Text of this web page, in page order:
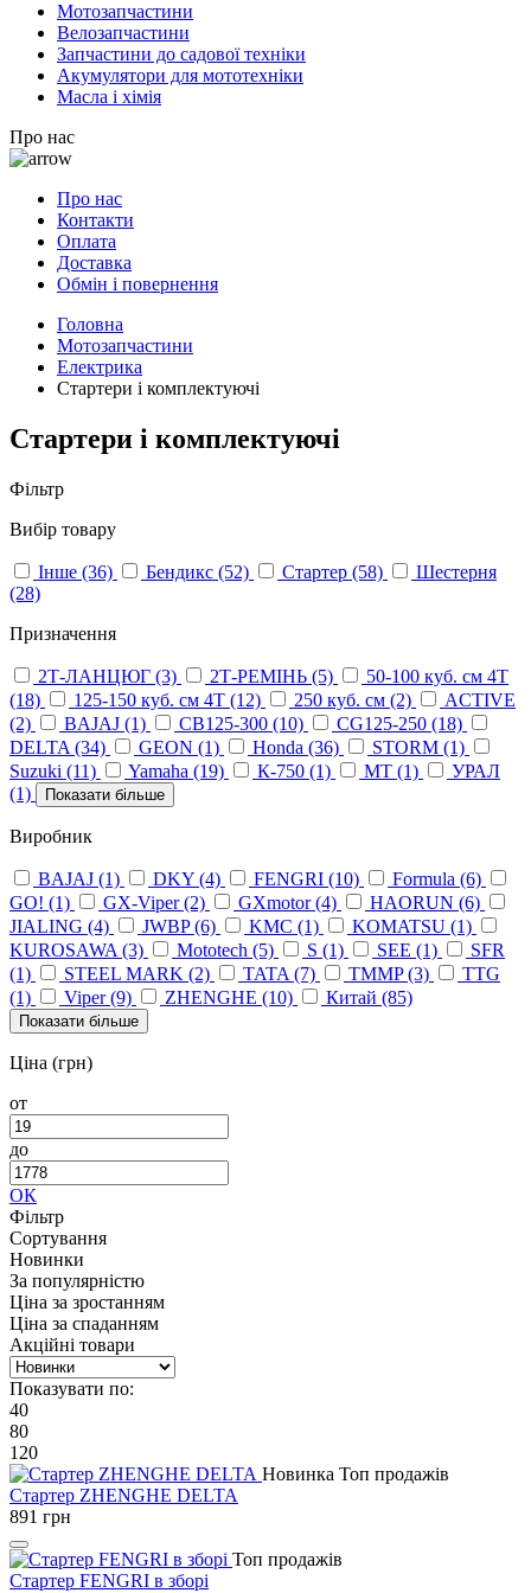
Мотозапчастини
Велозапчастини
Запчастини до садової техніки
Акумулятори для мототехніки
Масла і хімія
Про нас
Про нас
Контакти
Оплата
Доставка
Обмін і повернення
Головна
Мотозапчастини
Електрика
Стартери і комплектуючі
Стартери і комплектуючі
Фільтр
Вибір товару
Інше (36) Бендикс (52) Стартер (58)
Шестерня
(28)
Призначення
2Т-ЛАНЦЮГ (3) 2Т-РЕМІНЬ (5)
50-100 куб. см 4Т
(18)
125-150 куб. см 4Т (12) 250 куб. см (2)
ACTIVE
(2)
BAJAJ (1) CB125-300 (10) CG125-250 (18)
DELTA (34) GEON (1) Honda (36) STORM (1)
Suzuki (11) Yamaha (19) К-750 (1) МТ (1)
УРАЛ
(1)
Показати більше
Виробник
BAJAJ (1) DKY (4) FENGRI (10) Formula (6)
GO! (1) GX-Viper(2) GXmotor(4) HAORUN (6)
JIALING (4) JWBP(6) KMC (1) KOMATSU (1)
KUROSAWA (3) Mototech (5) S (1) SEE (1)
SFR
(1)
STEEL MARK (2) TATA (7) TMMP(3)
TTG
(1)
Viper(9) ZHENGHE (10) Китай (85)
Показати більше
Ціна (грн)
от
до
ОК
Фільтр
Сортування
Новинки
За популярністю
Ціна за зростанням
Ціна за спаданням
Акційні товари
Показувати по:
40
80
120
Новинка Топ продажів
Стартер ZHENGHE DELTA
891 грн
Топ продажів
Стартер FENGRI в зборі